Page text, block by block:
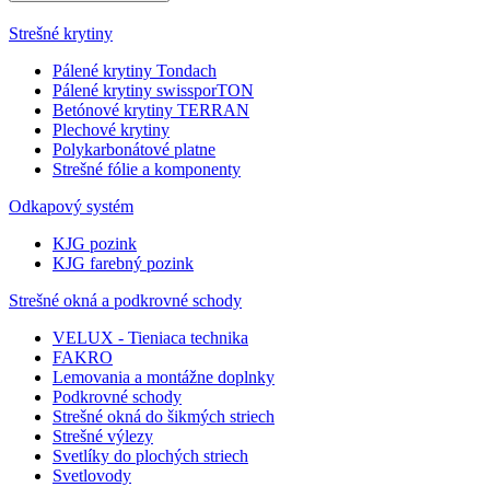
Strešné krytiny
Pálené krytiny Tondach
Pálené krytiny swissporTON
Betónové krytiny TERRAN
Plechové krytiny
Polykarbonátové platne
Strešné fólie a komponenty
Odkapový systém
KJG pozink
KJG farebný pozink
Strešné okná a podkrovné schody
VELUX - Tieniaca technika
FAKRO
Lemovania a montážne doplnky
Podkrovné schody
Strešné okná do šikmých striech
Strešné výlezy
Svetlíky do plochých striech
Svetlovody